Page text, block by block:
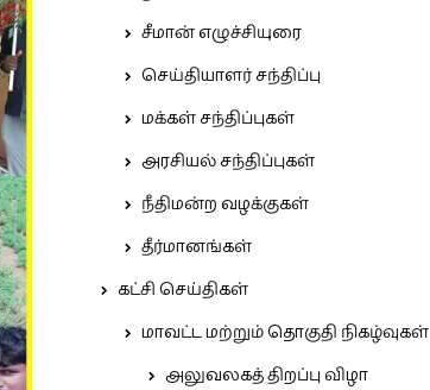
சீமான் எழுச்சியுரை
செய்தியாளர் சந்திப்பு
மக்கள் சந்திப்புகள்
அரசியல் சந்திப்புகள்
நீதிமன்ற வழக்குகள்
தீர்மானங்கள்
கட்சி செய்திகள்
மாவட்ட மற்றும் தொகுதி நிகழ்வுகள்
அலுவலகத் திறப்பு விழா